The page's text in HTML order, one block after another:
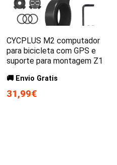
CYCPLUS M2 computador
para bicicleta com GPS e
suporte para montagem Z1
🚚 Envio Gratis
31,99€